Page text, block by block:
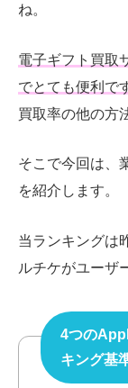
ね。
電子ギフト買取
でとても便利で
買取率の他の方
そこで今回は、
を紹介します。
当ランキングは
ルチケがユーザ
4つの
キング基